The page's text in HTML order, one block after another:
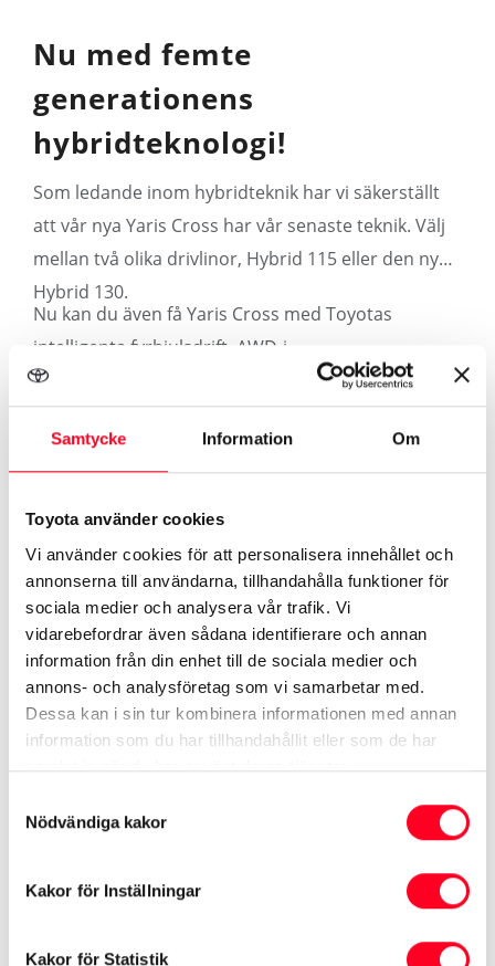
Samtycke Information Om
Toyota använder cookies
Vi använder cookies för att personalisera innehållet och
annonserna till användarna, tillhandahålla funktioner för
sociala medier och analysera vår trafik. Vi
vidarebefordrar även sådana identifierare och annan
information från din enhet till de sociala medier och
annons- och analysföretag som vi samarbetar med.
Dessa kan i sin tur kombinera informationen med annan
information som du har tillhandahållit eller som de har
samlat in när du har använt deras tjänster.
Nödvändiga kakor
Kakor för Inställningar
Kakor för Statistik
Nu med femte
generationens
hybridteknologi!
Som ledande inom hybridteknik har vi säkerställt
att vår nya Yaris Cross har vår senaste teknik. Välj
mellan två olika drivlinor, Hybrid 115 eller den nya
Hybrid 130.
Nu kan du även få Yaris Cross med Toyotas
intelligenta fyrhjulsdrift, AWD-i.
Mer om Yaris Cross Hybrid
Se specifikationer ›
Se kampanj på Yaris Cross ›
Begagnade Yaris Cross ›
Se mer på Toyota.se
Yaris Cross Hybrid
* Värden enligt nya testcykeln WLTP som gäller för förbrukning och
för jämförelse mellan olika bilmodeller. Bränsleförbrukning och koldioxid